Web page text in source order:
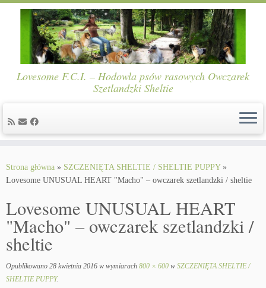
content
Lovesome F.C.I. – Hodowla psów rasowych Owczarek
Szetlandzki Sheltie
Strona główna » SZCZENIĘTA SHELTIE / SHELTIE PUPPY »
Lovesome UNUSUAL HEART "Macho" – owczarek szetlandzki / sheltie
Lovesome UNUSUAL HEART
"Macho" – owczarek szetlandzki /
sheltie
Opublikowano 28 kwietnia 2016 w wymiarach 800 × 600 w SZCZENIĘTA SHELTIE /
SHELTIE PUPPY.